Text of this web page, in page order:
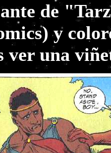
de
y
ver una